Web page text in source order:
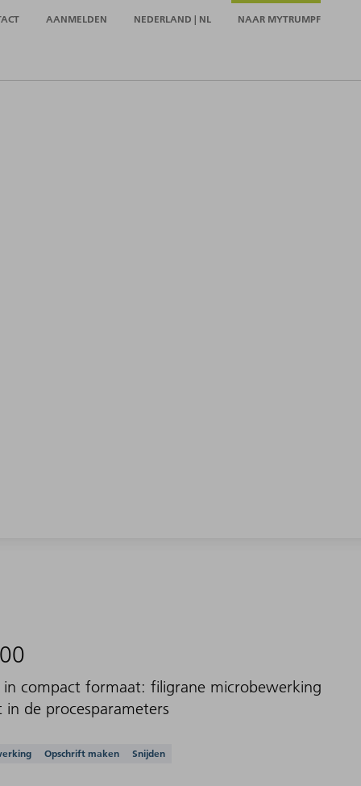
AANMELDEN NEDERLAND | NL NAAR MYTRUMPF
in compact formaat: filigrane microbewerking
de procesparameters
Opschrift maken Snijden